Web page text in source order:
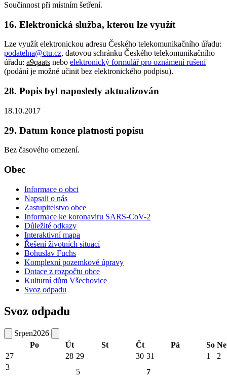
Součinnost při místním šetření.
16. Elektronická služba, kterou lze využít
Lze využít elektronickou adresu Českého telekomunikačního úřadu:
podatelna@ctu.cz, datovou schránku Českého telekomunikačního
úřadu: a9qaats nebo elektronický formulář pro oznámení rušení
(podání je možné učinit bez elektronického podpisu).
28. Popis byl naposledy aktualizován
18.10.2017
29. Datum konce platnosti popisu
Bez časového omezení.
Obec
Informace o obci
Napsali o nás
Zastupitelstvo obce
Informace ke koronaviru SARS-CoV-2
Důležité odkazy
Interaktivní mapa
Řešení životních situací
Bohuslav Fuchs
Komplexní pozemkové úpravy
Dotace z rozpočtu obce
Kulturní dům Všechovice
Svoz odpadu
Svoz odpadu
Srpen2026
Po
Út St Čt Pá So Ne
27
28 29 30 31 1
2
3
5
7